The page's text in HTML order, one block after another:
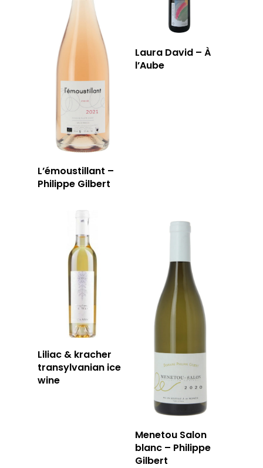
L’émoustillant –
Philippe Gilbert
Laura David – À
l’Aube
Liliac & kracher
transylvanian ice
wine
Menetou Salon
blanc – Philippe
Gilbert